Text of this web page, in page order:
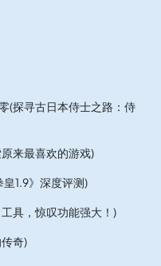
(探寻古日本侍士之路：侍
来最喜欢的游戏)
1.9》深度评测)
具，惊叹功能强大！)
奇)